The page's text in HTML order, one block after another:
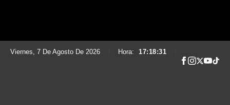
Viernes, 7 De Agosto De 2026 Hora: 17:18:32